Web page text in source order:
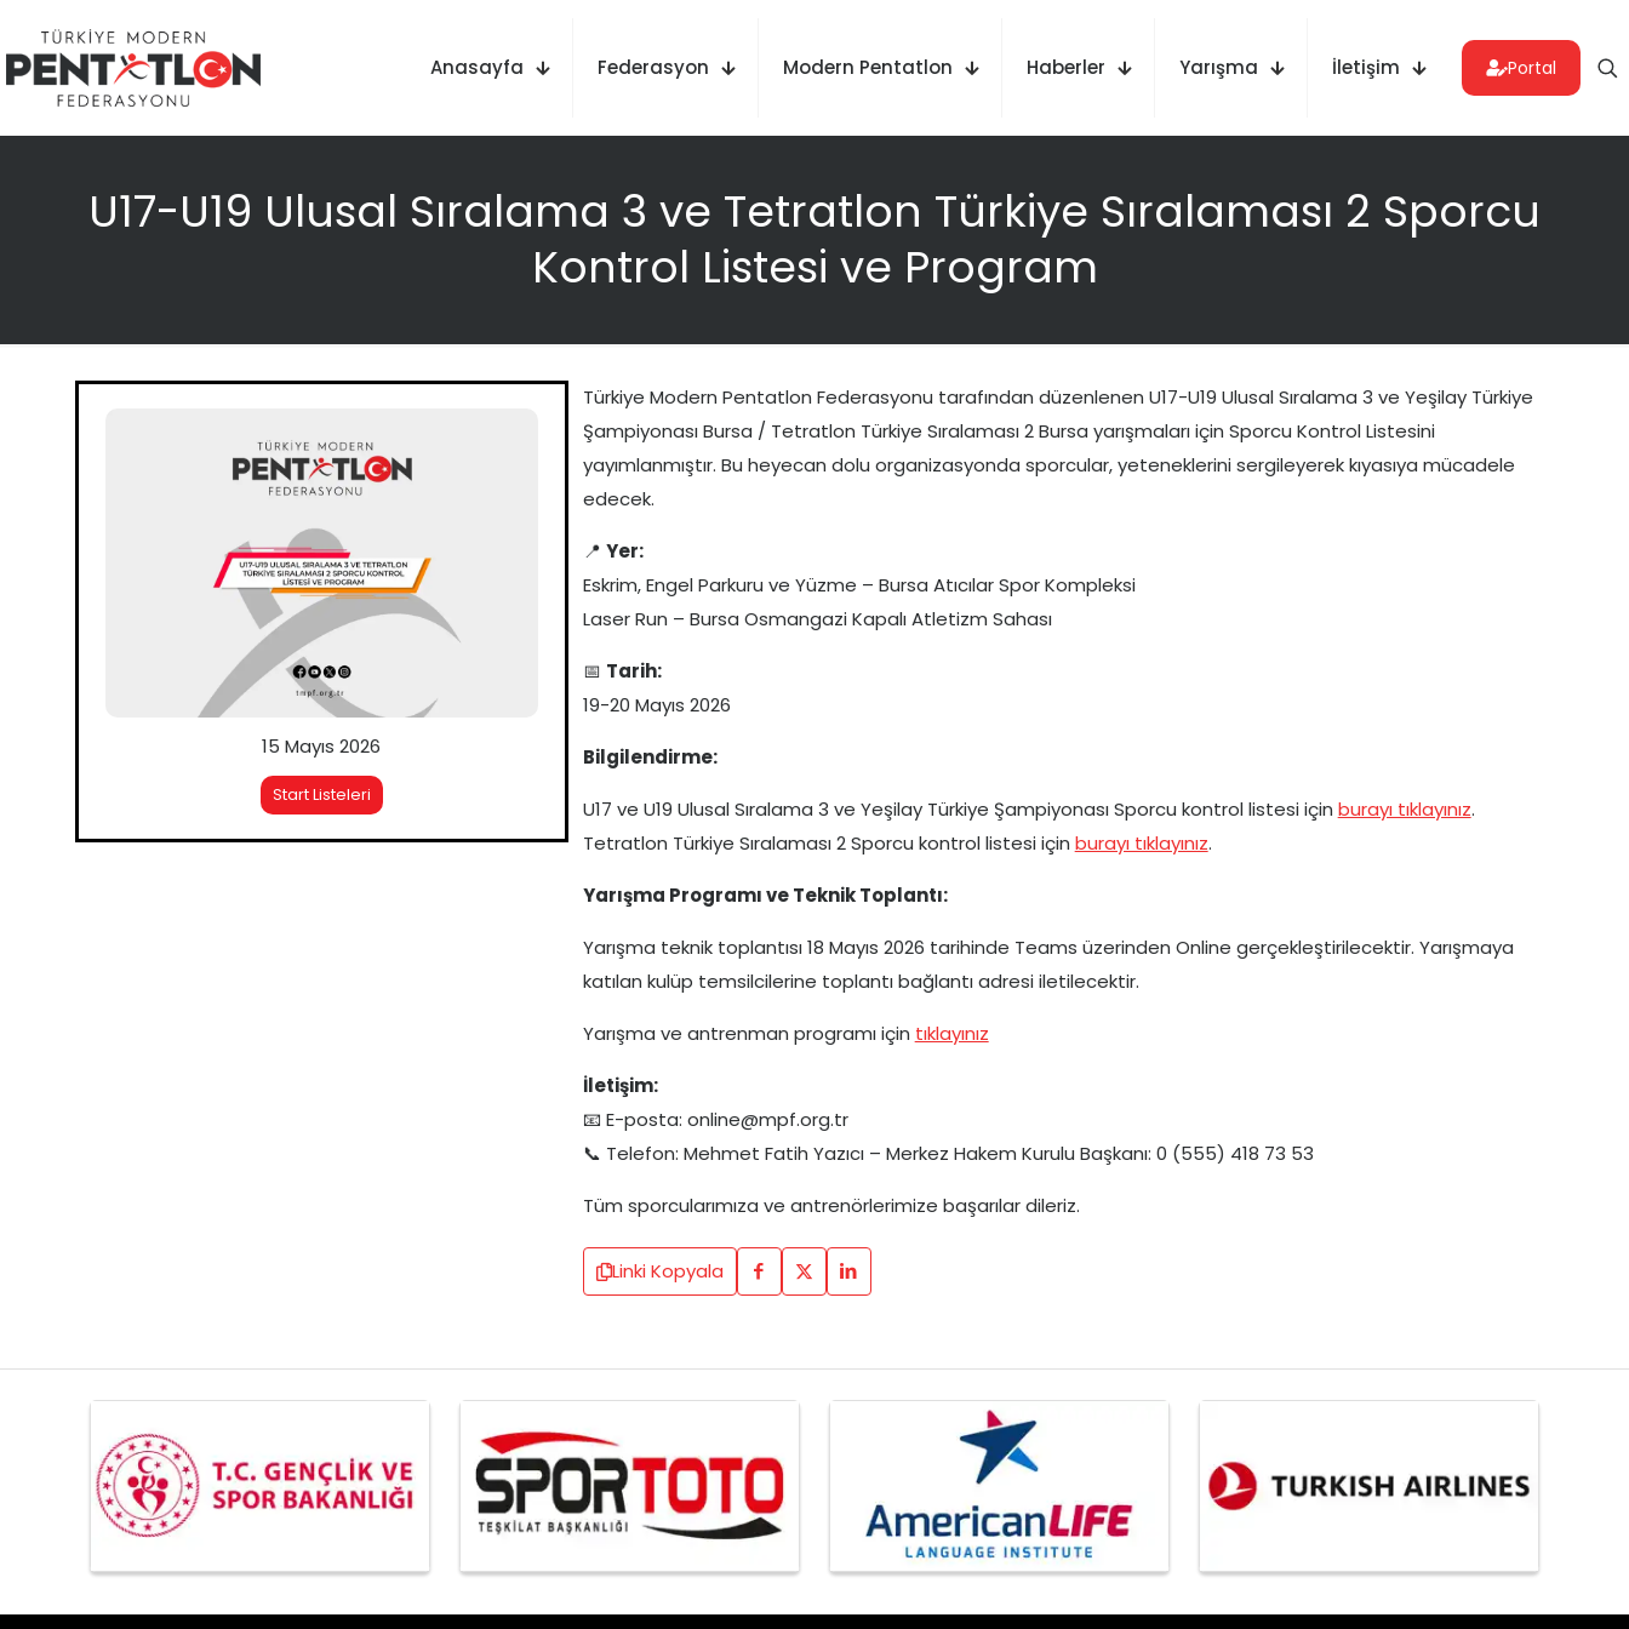
Anasayfa Federasyon Modern Pentatlon Haberler Yarışma İletişim Portal
U17-U19 Ulusal Sıralama 3 ve Tetratlon Türkiye Sıralaması 2 Sporcu
Kontrol Listesi ve Program
15 Mayıs 2026
Start Listeleri
Türkiye Modern Pentatlon Federasyonu tarafından düzenlenen U17-U19 Ulusal Sıralama 3 ve Yeşilay Türkiye
Şampiyonası Bursa / Tetratlon Türkiye Sıralaması 2 Bursa yarışmaları için Sporcu Kontrol Listesini
yayımlanmıştır. Bu heyecan dolu organizasyonda sporcular, yeteneklerini sergileyerek kıyasıya mücadele
edecek.
📍 Yer:
Eskrim, Engel Parkuru ve Yüzme – Bursa Atıcılar Spor Kompleksi
Laser Run – Bursa Osmangazi Kapalı Atletizm Sahası
📅 Tarih:
19-20 Mayıs 2026
Bilgilendirme:
U17 ve U19 Ulusal Sıralama 3 ve Yeşilay Türkiye Şampiyonası Sporcu kontrol listesi için burayı tıklayınız.
Tetratlon Türkiye Sıralaması 2 Sporcu kontrol listesi için burayı tıklayınız.
Yarışma Programı ve Teknik Toplantı:
Yarışma teknik toplantısı 18 Mayıs 2026 tarihinde Teams üzerinden Online gerçekleştirilecektir. Yarışmaya
katılan kulüp temsilcilerine toplantı bağlantı adresi iletilecektir.
Yarışma ve antrenman programı için tıklayınız
İletişim:
📧 E-posta: online@mpf.org.tr
📞 Telefon: Mehmet Fatih Yazıcı – Merkez Hakem Kurulu Başkanı: 0 (555) 418 73 53
Tüm sporcularımıza ve antrenörlerimize başarılar dileriz.
Linki Kopyala